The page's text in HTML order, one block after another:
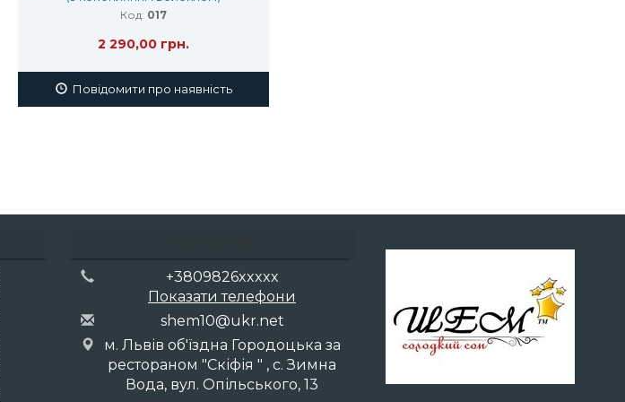
Код: 017
2 290,00 грн.
Повідомити про наявність
+3809826xxxxx
Показати телефони
shem10@ukr.net
м. Львів об'їздна Городоцька за
рестораном "Скіфія " , с. Зимна
Вода, вул. Опільського, 13